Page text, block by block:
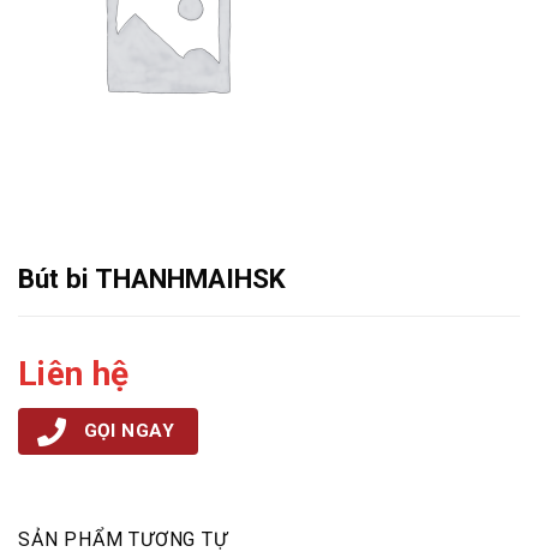
Bút bi THANHMAIHSK
Liên hệ
GỌI NGAY
SẢN PHẨM TƯƠNG TỰ